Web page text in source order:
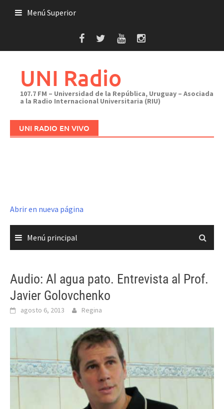
Menú Superior
UNI Radio
107.7 FM – Universidad de la República, Uruguay – Asociada
a la Radio Internacional Universitaria (RIU)
UNI RADIO EN VIVO
Abrir en nueva página
Menú principal
Audio: Al agua pato. Entrevista al Prof.
Javier Golovchenko
agosto 6, 2013 Regina